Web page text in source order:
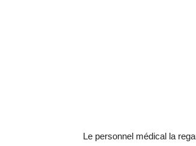
Le personnel médical la